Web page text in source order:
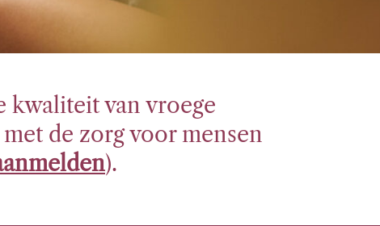
kwaliteit van vroege
de zorg voor mensen
).